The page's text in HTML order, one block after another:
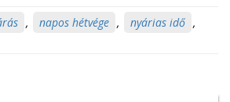
, napos hétvége , nyárias idő ,